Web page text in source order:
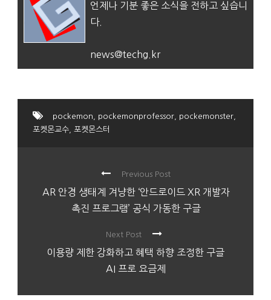
언제나 기분 좋은 소식을 전하고 싶습니
다.
news@techg.kr
pockemon pockemonprofessor pockemonster
포켓몬교수
포켓몬스터
Previous Post
AR 안경 생태계 겨냥한 ‘안드로이드 XR 개발자
촉진 프로그램’ 공식 가동한 구글
Next Post
이용량 제한 강화하고 혜택 하향 조정한 구글
AI 프로 요금제